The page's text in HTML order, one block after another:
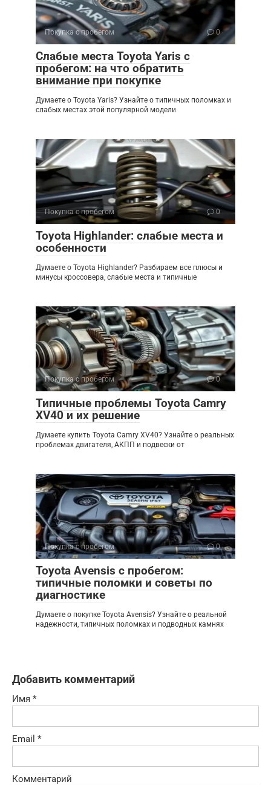
Покупка с пробегом 0
Слабые места Toyota Yaris с
пробегом: на что обратить
внимание при покупке
Думаете о Toyota Yaris? Узнайте о типичных поломках и
слабых местах этой популярной модели
Покупка с пробегом 0
Toyota Highlander: слабые места и
особенности
Думаете о Toyota Highlander? Разбираем все плюсы и
минусы кроссовера, слабые места и типичные
Покупка с пробегом 0
Типичные проблемы Toyota Camry
XV40 и их решение
Думаете купить Toyota Camry XV40? Узнайте о реальных
проблемах двигателя, АКПП и подвески от
Покупка с пробегом 0
Toyota Avensis с пробегом:
типичные поломки и советы по
диагностике
Думаете о покупке Toyota Avensis? Узнайте о реальной
надежности, типичных поломках и подводных камнях
Добавить комментарий
Имя *
Email *
Комментарий